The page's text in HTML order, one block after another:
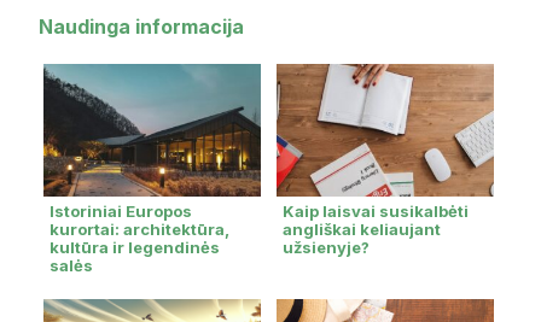
Naudinga informacija
Istoriniai Europos
kurortai: architektūra,
kultūra ir legendinės
salės
Kaip laisvai susikalbėti
angliškai keliaujant
užsienyje?